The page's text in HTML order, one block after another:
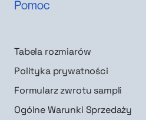
Pomoc
Tabela rozmiarów
Polityka prywatności
Formularz zwrotu sampli
Ogólne Warunki Sprzedaży